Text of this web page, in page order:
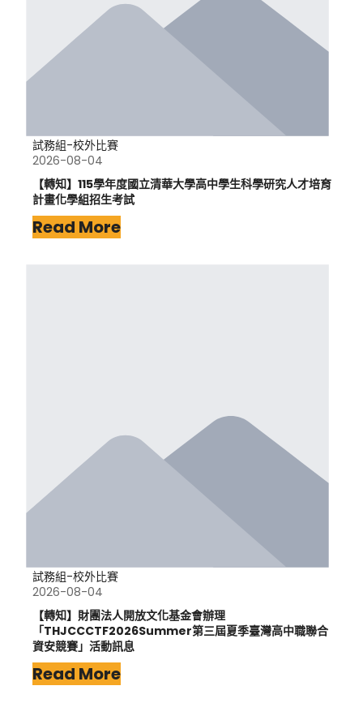
試務組-校外比賽
2026-08-04
【轉知】115學年度國立清華大學高中學生科學研究人才培育
計畫化學組招生考試
Read More
試務組-校外比賽
2026-08-04
【轉知】財團法人開放文化基金會辦理
「THJCCCTF2026Summer第三屆夏季臺灣高中職聯合
資安競賽」活動訊息
Read More